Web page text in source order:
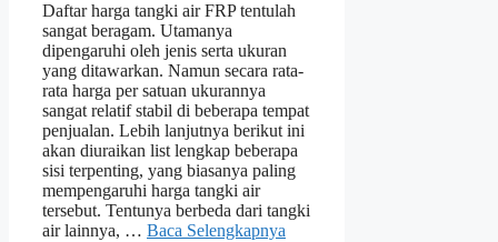
Daftar harga tangki air FRP tentulah
sangat beragam. Utamanya
dipengaruhi oleh jenis serta ukuran
yang ditawarkan. Namun secara rata-
rata harga per satuan ukurannya
sangat relatif stabil di beberapa tempat
penjualan. Lebih lanjutnya berikut ini
akan diuraikan list lengkap beberapa
sisi terpenting, yang biasanya paling
mempengaruhi harga tangki air
tersebut. Tentunya berbeda dari tangki
air lainnya, … Baca Selengkapnya